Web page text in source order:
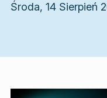
Środa, 14 Sierpień